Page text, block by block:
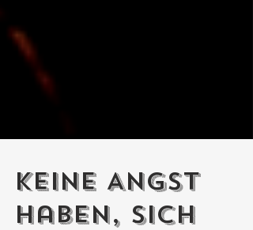
Keine Angst